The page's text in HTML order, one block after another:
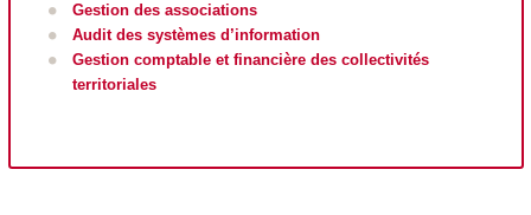
Gestion des associations
Audit des systèmes d’information
Gestion comptable et financière des collectivités
territoriales